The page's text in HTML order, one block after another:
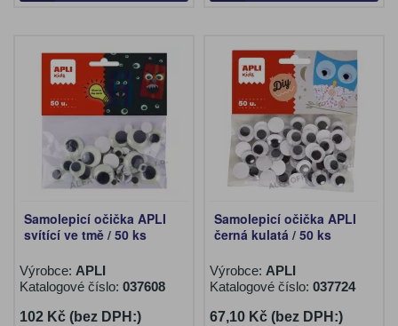
Samolepicí očička APLI
svítící ve tmě / 50 ks
Výrobce: APLI
Katalogové číslo: 037608
102 Kč (bez DPH:)
Samolepicí očička APLI
černá kulatá / 50 ks
Výrobce: APLI
Katalogové číslo: 037724
67,10 Kč (bez DPH:)